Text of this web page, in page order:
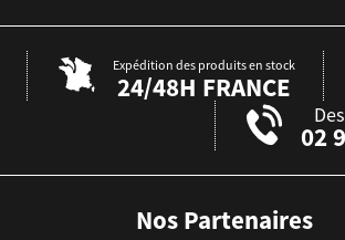
Expédition des produits en stock
24/48H FRANCE
02
Nos Partenaires